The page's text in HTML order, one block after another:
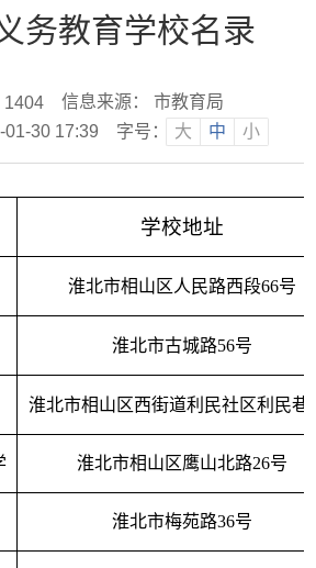
务教育学校名录
1404
信息来源： 市教育局
01-30 17:39
字号： 大 中 小
学校地址
淮北市相山区人民路西段66号
淮北市古城路56号
淮北市相山区西街道利民社区利民巷
淮北市相山区鹰山北路26号
淮北市梅苑路36号